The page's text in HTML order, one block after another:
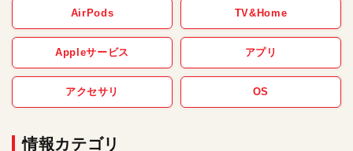
AirPods TV&Home
Appleサービス アプリ
アクセサリ OS
情報カテゴリ